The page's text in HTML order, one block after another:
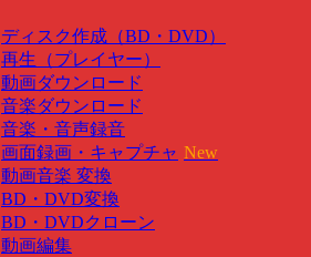
ディスク作成（BD・DVD）
再生（プレイヤー）
動画ダウンロード
音楽ダウンロード
音楽・音声録音
画面録画・キャプチャ New
動画音楽 変換
BD・DVD変換
BD・DVDクローン
動画編集